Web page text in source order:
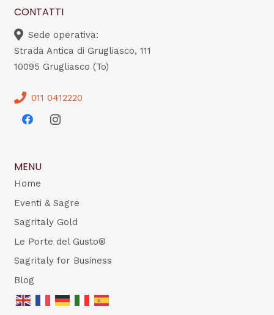
CONTATTI
Sede operativa:
Strada Antica di Grugliasco, 111
10095 Grugliasco (To)
011 0412220
MENU
Home
Eventi & Sagre
Sagritaly Gold
Le Porte del Gusto®
Sagritaly for Business
Blog